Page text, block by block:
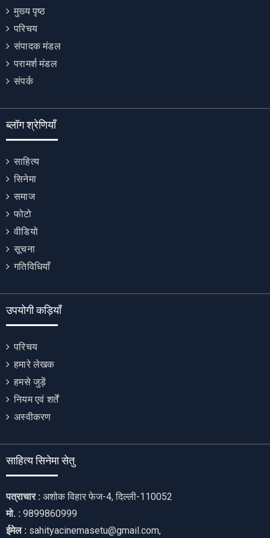
मुख्य पृष्ठ
परिचय
संपादक मंडल
परामर्श मंडल
संपर्क
ब्लॉग श्रेणियाँ
साहित्य
सिनेमा
समाज
फोटो
वीडियो
सूचना
गतिविधियाँ
उपयोगी कड़ियाँ
परिचय
हमारे लेखक
हमसे जुड़ें
नियम एवं शर्तें
अस्वीकरण
साहित्य सिनेमा सेतु
पत्राचार : अशोक विहार फेज-4, दिल्ली-110052
मो. : 9899860999
ईमेल : sahityacinemasetu@gmail.com,